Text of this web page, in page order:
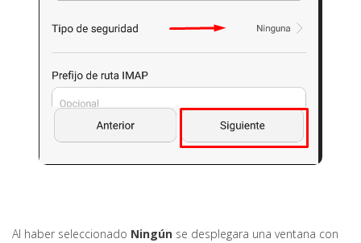
Al haber seleccionado Ningún se desplegara una ventana con